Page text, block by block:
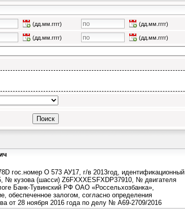
(дд.мм.гггг) (дд.мм.гггг)
(дд.мм.гггг) (дд.мм.гггг)
гос.номер О 573 АУ17, г/в 2013год, идентификационный
№ кузова (шасси) Z6FXXXESFXDP37910, № двигателя
Банк-Тувинский РФ ОАО «Россельхозбанка»,
обеспеченное залогом, согласно определения
от 28 ноября 2016 года по делу № А69-2709/2016